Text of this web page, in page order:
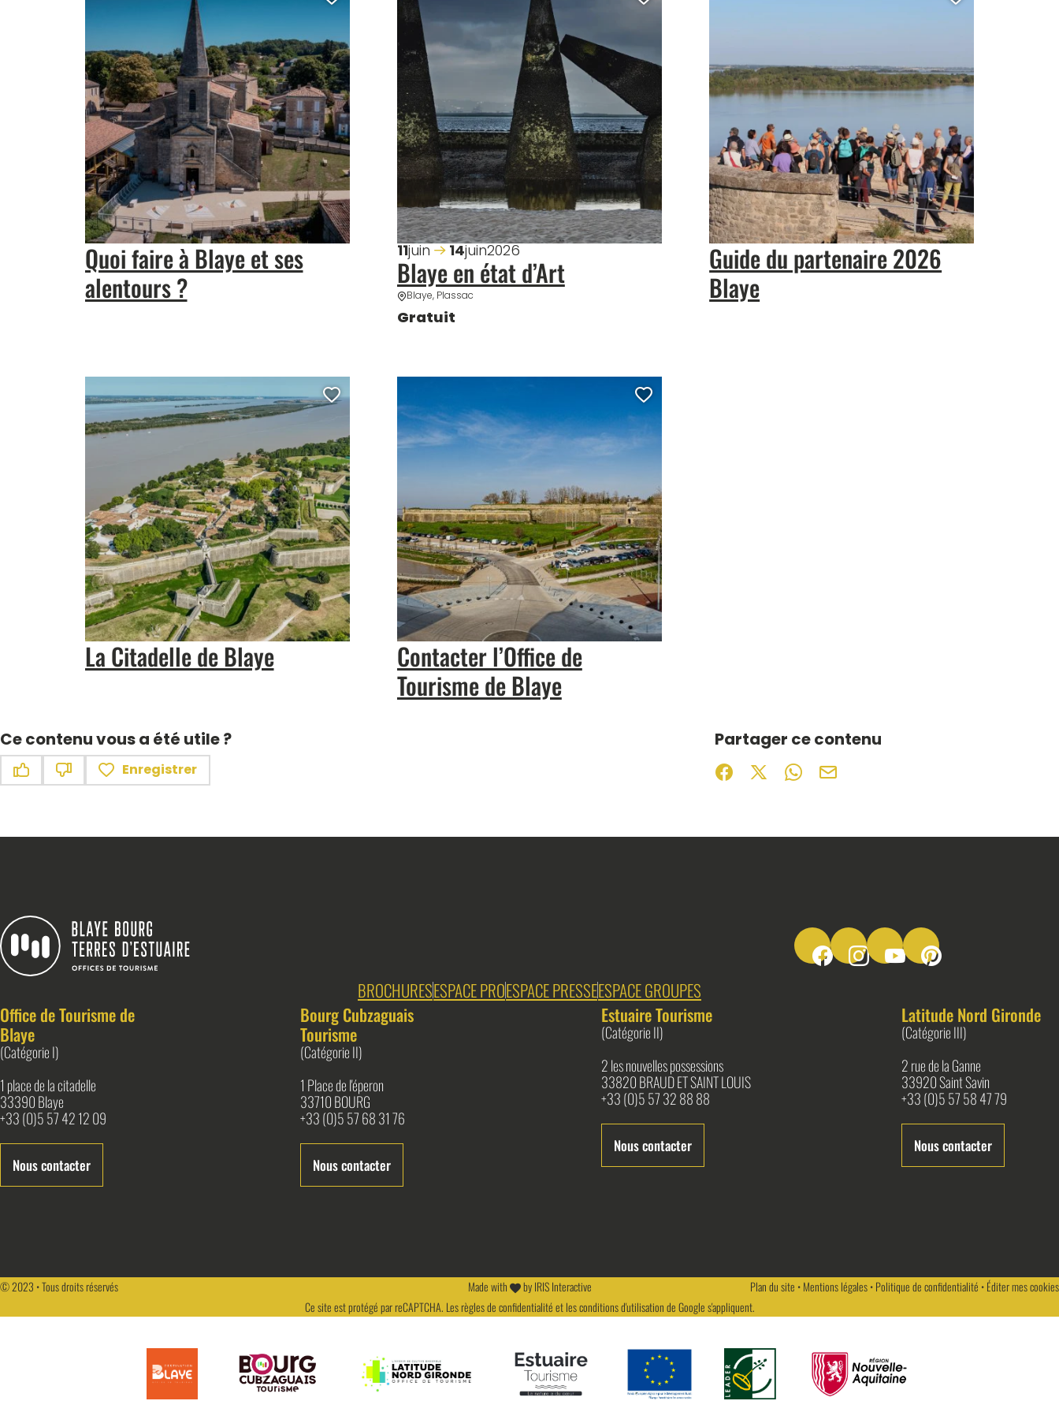
Quoi faire à Blaye et ses
alentours ?
11juin 14juin2026
Blaye en état d’Art
Blaye, Plassac
Gratuit
Guide du partenaire 2026
Blaye
La Citadelle de Blaye
Ajouter cette page au carnet de voyage ?
Contacter l’Office de
Tourisme de Blaye
Ajouter cette page au carnet de voyage ?
Ce contenu vous a été utile ?
Enregistrer
Partager ce contenu
Partager sur Facebook (nouvelle fenêtre)
Partager sur X / Twitter (nouvelle fenêtre)
Partager sur WhatsApp
Partager par mail
Suivez-nous sur Facebook
Suivez-nous sur Instagram
Suivez-nous sur Youtube
Suivez-nous sur
BROCHURESESPACE PROESPACE PRESSEESPACE GROUPES
Office de Tourisme de
Blaye
(Catégorie I)
1 place de la citadelle
33390 Blaye
+33 (0)5 57 42 12 09
Nous contacter
Bourg Cubzaguais
Tourisme
(Catégorie II)
1 Place de l'éperon
33710 BOURG
+33 (0)5 57 68 31 76
Nous contacter
Estuaire Tourisme
(Catégorie II)
2 les nouvelles possessions
33820 BRAUD ET SAINT LOUIS
+33 (0)5 57 32 88 88
Nous contacter
Latitude Nord Gironde
(Catégorie III)
2 rue de la Ganne
33920 Saint Savin
+33 (0)5 57 58 47 79
Nous contacter
© 2023 • Tous droits réservés Made with byIRIS Interactive Plan du site •Mentions légales•Politique de confidentialité •Éditer mes cookies
Ce site est protégé par reCAPTCHA. Lesrègles de confidentialitéet lesconditions d'utilisationde Google s'appliquent.